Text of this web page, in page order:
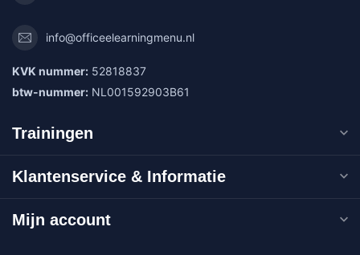
info@officeelearningmenu.nl
KVK nummer: 52818837
btw-nummer: NL001592903B61
Trainingen
Klantenservice & Informatie
Mijn account